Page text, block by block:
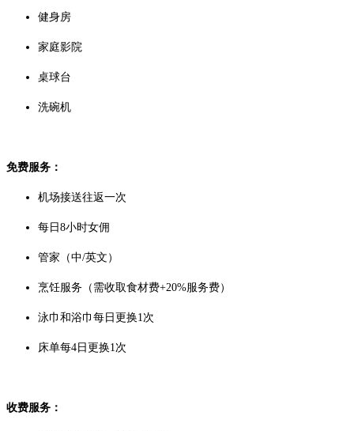
健身房
家庭影院
桌球台
洗碗机
免费服务：
机场接送往返一次
每日8小时女佣
管家（中/英文）
烹饪服务（需收取食材费+20%服务费）
泳巾和浴巾每日更换1次
床单每4日更换1次
收费服务：